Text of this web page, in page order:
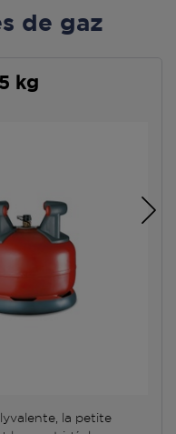
de gaz
kg
la petite